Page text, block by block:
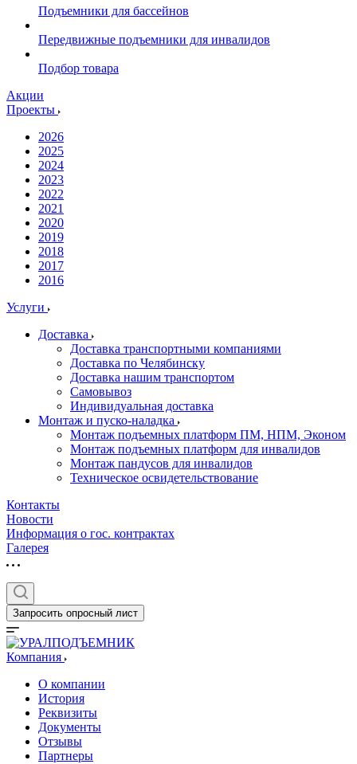
Подъемники для бассейнов
Передвижные подъемники для инвалидов
Подбор товара
Акции
Проекты
2026
2025
2024
2023
2022
2021
2020
2019
2018
2017
2016
Услуги
Доставка
Доставка транспортными компаниями
Доставка по Челябинску
Доставка нашим транспортом
Самовывоз
Индивидуальная доставка
Монтаж и пуско-наладка
Монтаж подъемных платформ ПМ, НПМ, Эконом
Монтаж подъемных платформ для инвалидов
Монтаж пандусов для инвалидов
Техническое освидетельствование
Контакты
Новости
Информация о гос. контрактах
Галерея
Запросить опросный лист
Компания
О компании
История
Реквизиты
Документы
Отзывы
Партнеры